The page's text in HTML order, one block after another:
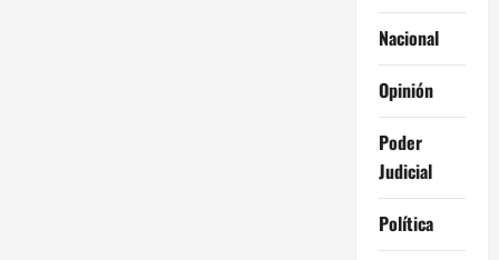
Nacional
Opinión
Poder
Judicial
Política